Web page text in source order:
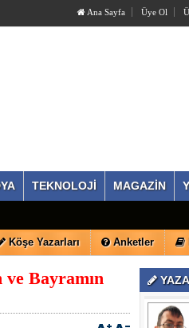
Ana Sayfa Üye Ol
TEKNOLOJİ MAGAZİN
Köşe Yazarları Anketler
Bayramın